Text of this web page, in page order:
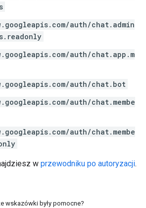
auth/chat.admin
auth/chat.app.m
auth/chat.bot
auth/chat.membe
auth/chat.membe
w przewodniku po autoryzacji.
wskazówki były pomocne?